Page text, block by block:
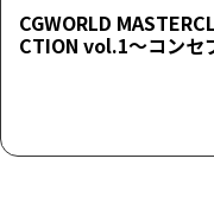
CGWORLD
CTION vol.1～コンセ